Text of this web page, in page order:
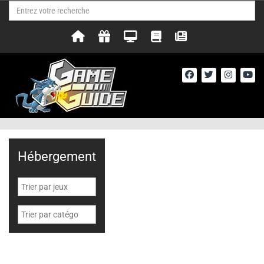
Hébergement